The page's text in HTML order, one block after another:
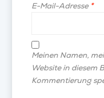
E-Mail-Adresse *
Meinen Namen,
Website in diesem
Kommentierung